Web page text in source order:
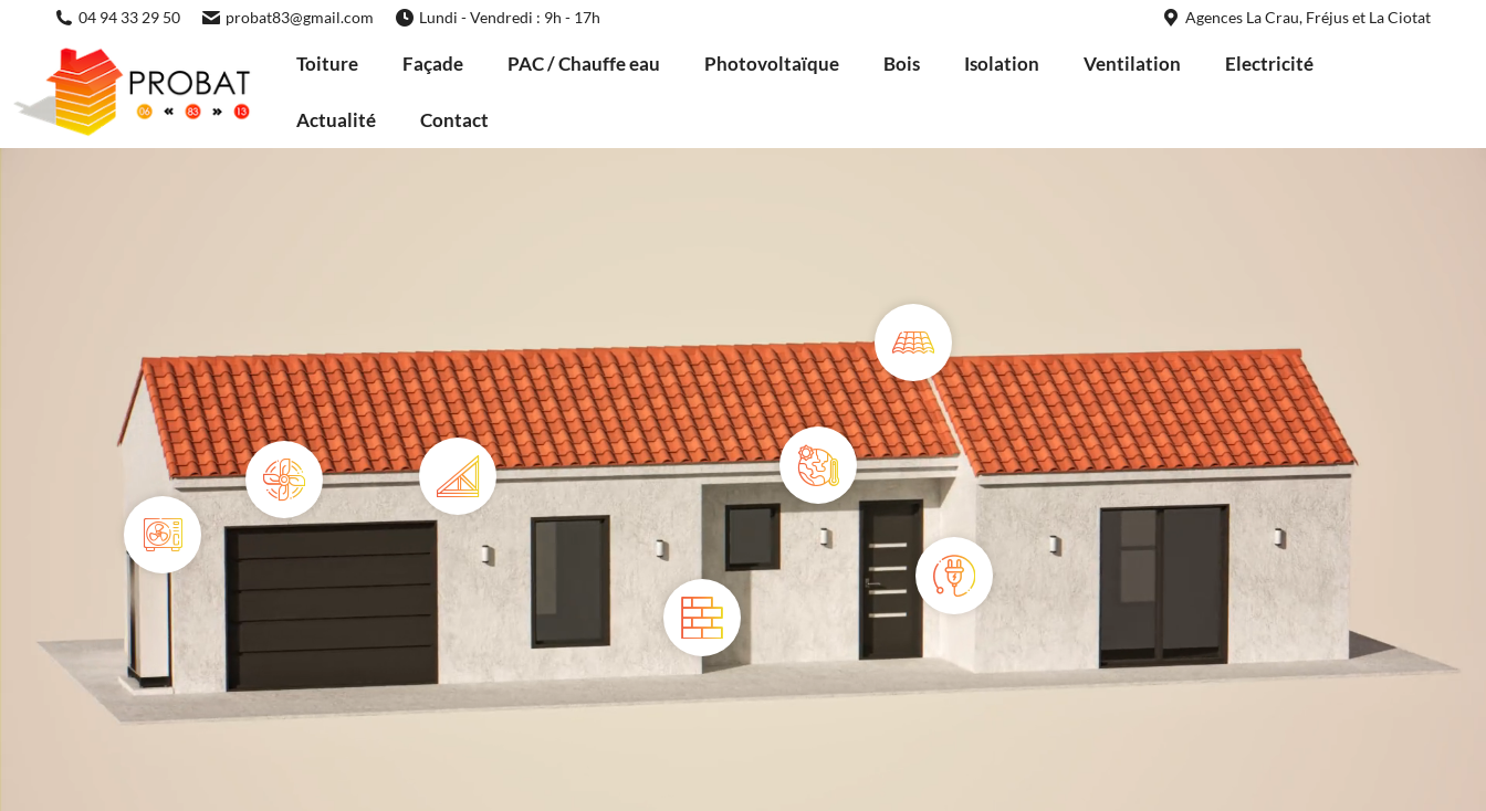
04 94 33 29 50 probat83@gmail.com Lundi - Vendredi : 9h - 17h Agences La Crau, Fréjus et La Ciotat
Toiture Façade PAC / Chauffe eau Photovoltaïque Bois Isolation Ventilation Electricité
Actualité Contact
Ventilation
Pompe
Façades
Isolation
Toiture
Électricité